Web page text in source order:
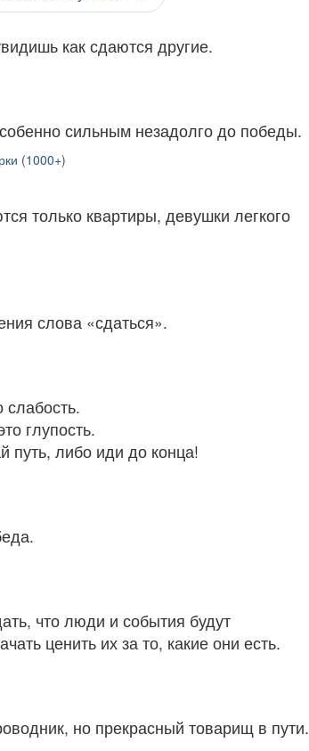
как сдаются другие.
сильным незадолго до победы.
(1000+)
только квартиры, девушки легкого
слова «сдаться».
слабость.
глупость.
путь, либо иди до конца!
что люди и события будут
ценить их за то, какие они есть.
но прекрасный товарищ в пути.